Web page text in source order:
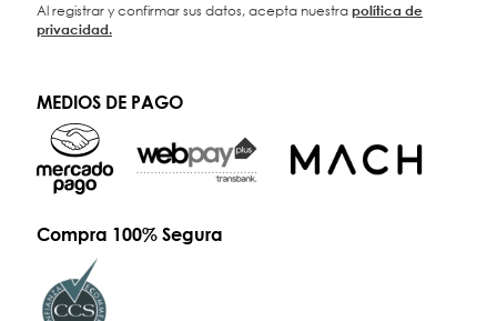
Al registrar y confirmar sus datos, acepta nuestrapolítica de
privacidad.
MEDIOS DE PAGO
Compra 100% Segura